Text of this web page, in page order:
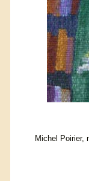
Michel Poirier,